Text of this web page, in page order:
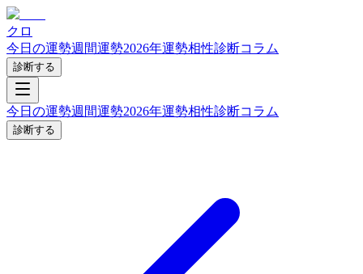
クロ
今日の運勢週間運勢2026年運勢相性診断コラム
診断する
今日の運勢週間運勢2026年運勢相性診断コラム
診断する